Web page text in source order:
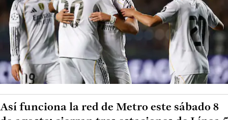
Así funciona la red de Metro este sábado 8